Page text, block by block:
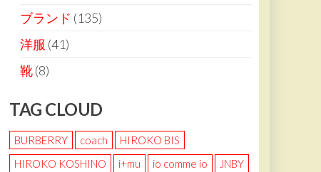
ブランド (135)
洋服 (41)
靴(8)
TAG CLOUD
BURBERRY coach
HIROKO BIS
HIROKO KOSHINO
i+mu io comme io
JNBY